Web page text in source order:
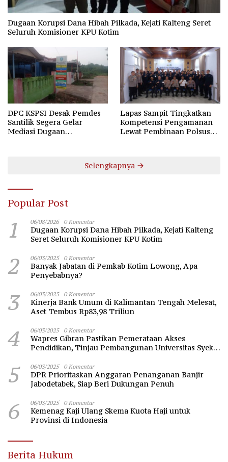
Dugaan Korupsi Dana Hibah Pilkada, Kejati Kalteng Seret
Seluruh Komisioner KPU Kotim
DPC KSPSI Desak Pemdes
Santilik Segera Gelar
Mediasi Dugaan
Lapas Sampit Tingkatkan
Kompetensi Pengamanan
Lewat Pembinaan Polsus
Selengkapnya
Popular Post
1 06/08/2026 0 Komentar
Dugaan Korupsi Dana Hibah Pilkada, Kejati Kalteng
Seret Seluruh Komisioner KPU Kotim
2 06/03/2025 0 Komentar
Banyak Jabatan di Pemkab Kotim Lowong, Apa
Penyebabnya?
3 06/03/2025 0 Komentar
Kinerja Bank Umum di Kalimantan Tengah Melesat,
Aset Tembus Rp83,98 Triliun
4 06/03/2025 0 Komentar
Wapres Gibran Pastikan Pemerataan Akses
Pendidikan, Tinjau Pembangunan Universitas Syekh
5 06/03/2025 0 Komentar
DPR Prioritaskan Anggaran Penanganan Banjir
Jabodetabek, Siap Beri Dukungan Penuh
6 06/03/2025 0 Komentar
Kemenag Kaji Ulang Skema Kuota Haji untuk
Provinsi di Indonesia
Berita Hukum